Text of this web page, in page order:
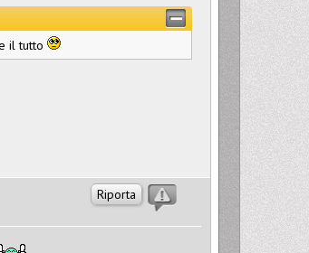
il tutto
Riporta